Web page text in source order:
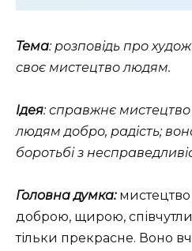
Тема: розповідь про
своє мистецтво людям.
Ідея: справжнє
людям добро, радість;
боротьбі з
Головна думка:
доброю, щирою,
тільки прекрасне. Воно